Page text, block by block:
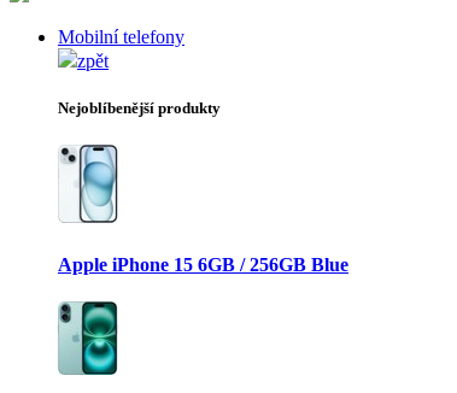
Mobilní telefony
zpět
Nejoblíbenější produkty
Apple iPhone 15 6GB / 256GB Blue